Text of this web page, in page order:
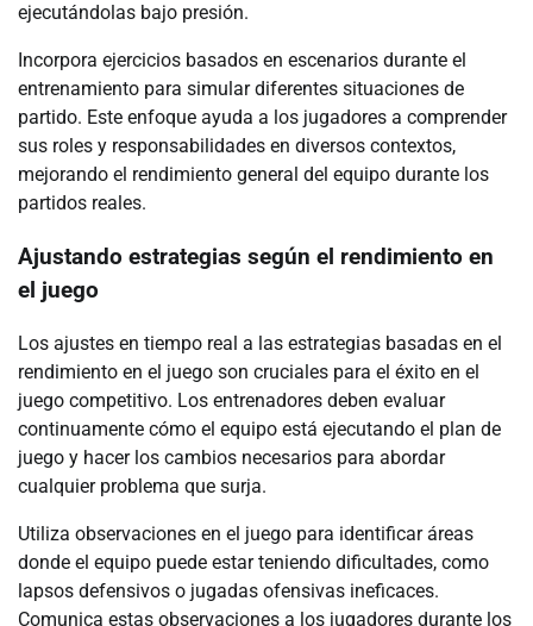
ejecutándolas bajo presión.
Incorpora ejercicios basados en escenarios durante el
entrenamiento para simular diferentes situaciones de
partido. Este enfoque ayuda a los jugadores a comprender
sus roles y responsabilidades en diversos contextos,
mejorando el rendimiento general del equipo durante los
partidos reales.
Ajustando estrategias según el rendimiento en
el juego
Los ajustes en tiempo real a las estrategias basadas en el
rendimiento en el juego son cruciales para el éxito en el
juego competitivo. Los entrenadores deben evaluar
continuamente cómo el equipo está ejecutando el plan de
juego y hacer los cambios necesarios para abordar
cualquier problema que surja.
Utiliza observaciones en el juego para identificar áreas
donde el equipo puede estar teniendo dificultades, como
lapsos defensivos o jugadas ofensivas ineficaces.
Comunica estas observaciones a los jugadores durante los